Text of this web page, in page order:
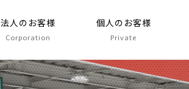
法人のお客様
Corporation
個人のお客様
Private